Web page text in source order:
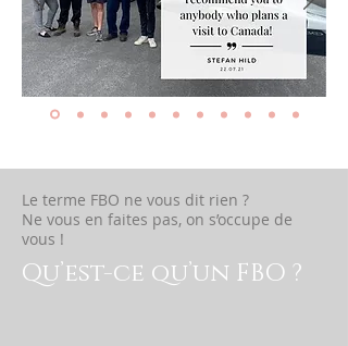
Le terme FBO ne vous dit rien ?
Ne vous en faites pas, on s’occupe de
vous !
Qu’est-ce qu’un FBO ?